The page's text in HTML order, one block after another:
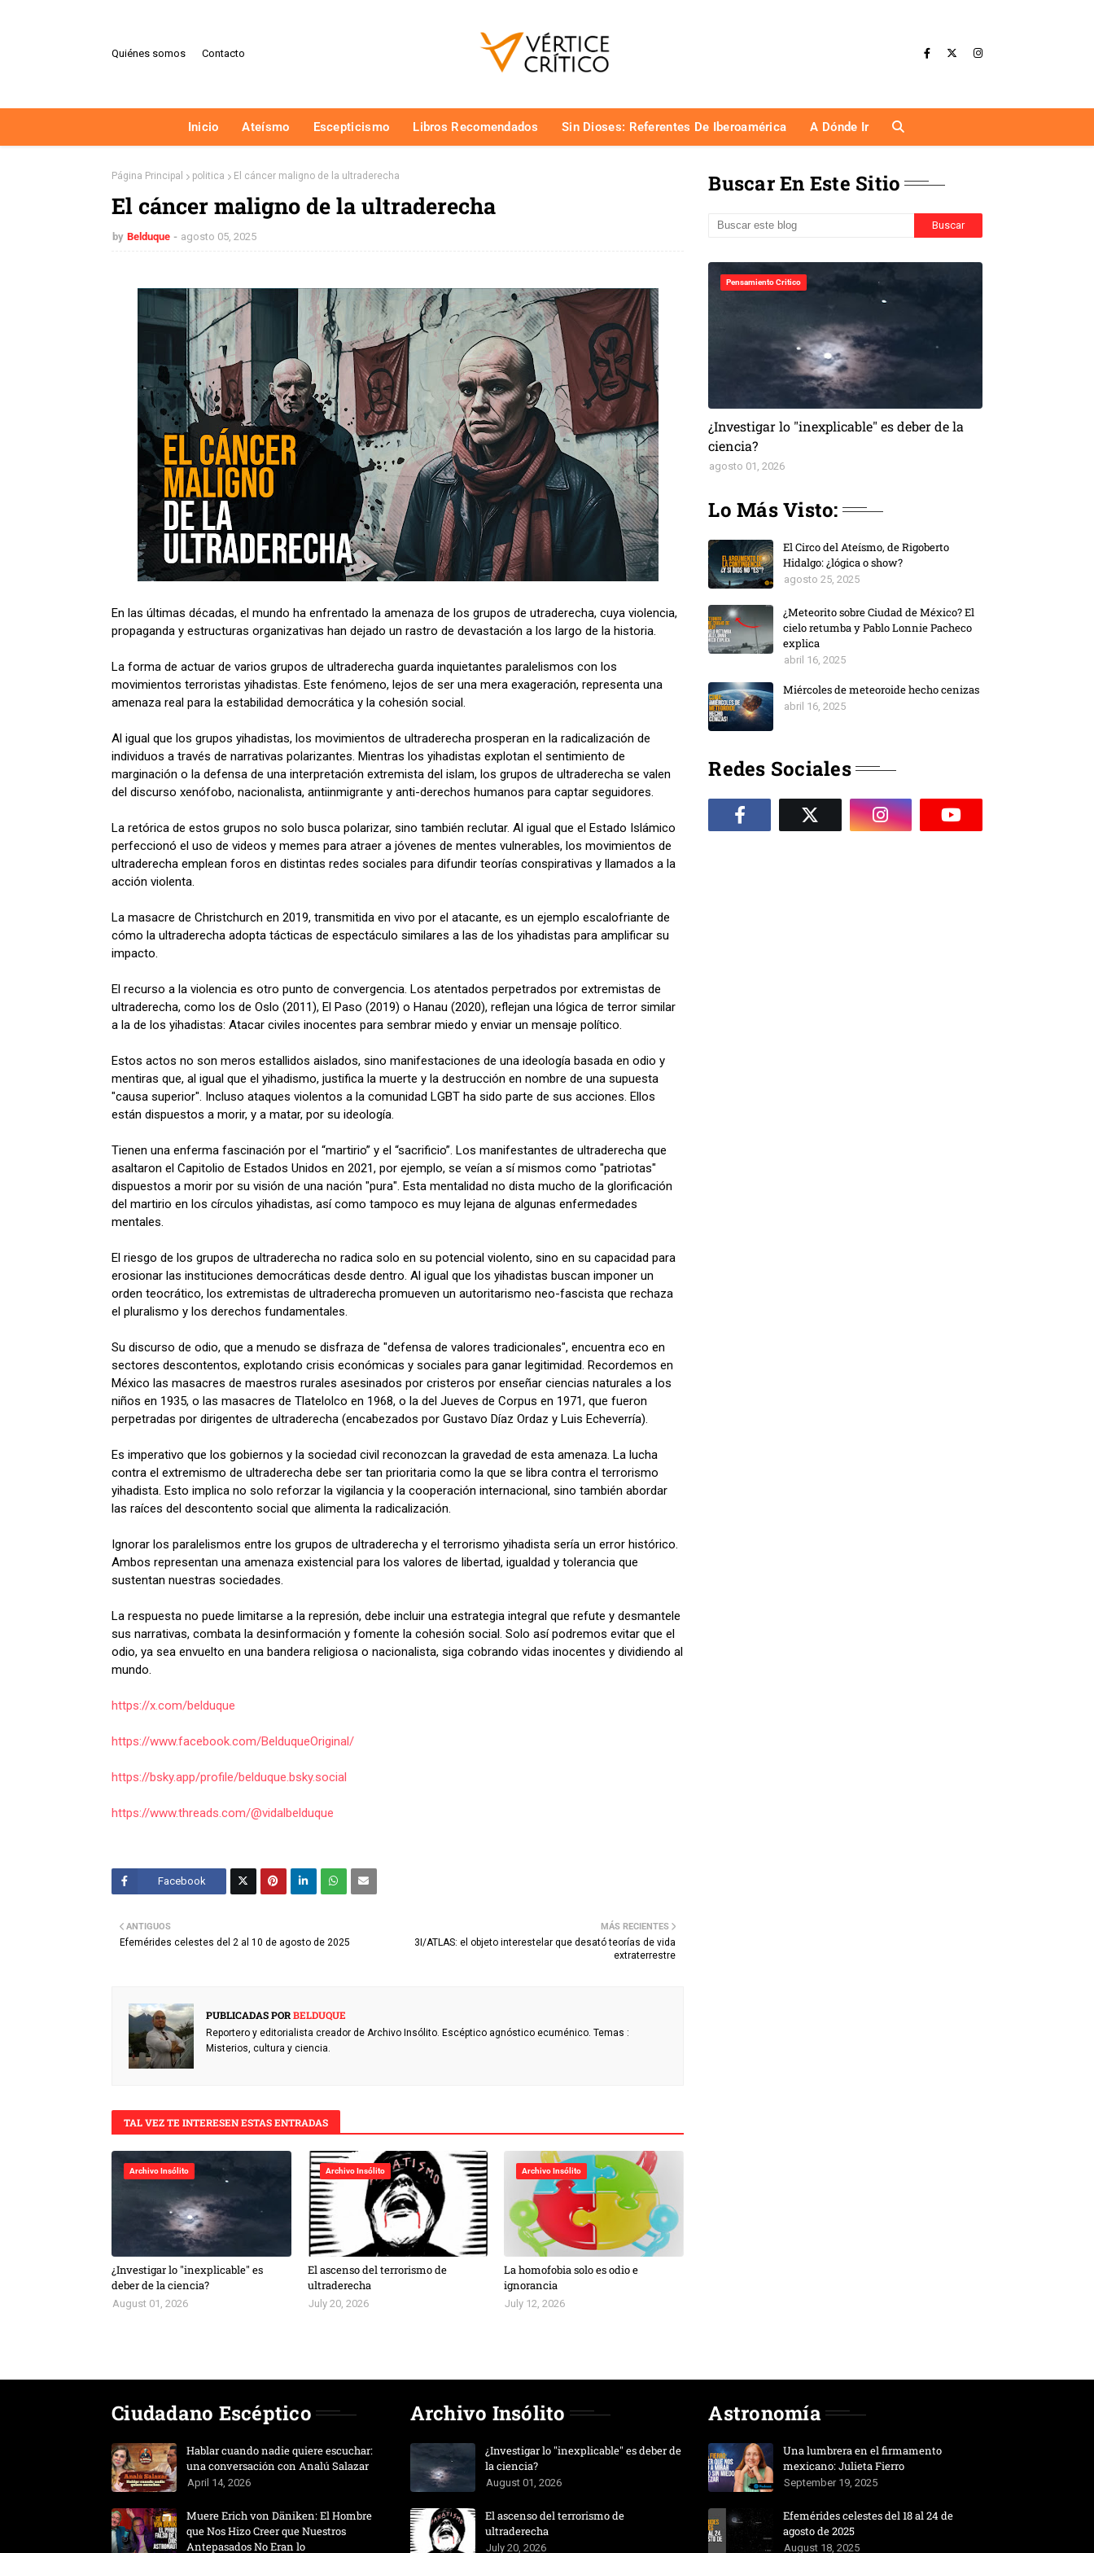
Quiénes somos Contacto
Inicio Ateísmo Escepticismo Libros Recomendados Sin Dioses: Referentes De Iberoamérica A Dónde Ir
Página Principal politica El cáncer maligno de la ultraderecha
El cáncer maligno de la ultraderecha
by Belduque agosto 05, 2025
En las últimas décadas, el mundo ha enfrentado la amenaza de los grupos de utraderecha, cuya violencia,
propaganda y estructuras organizativas han dejado un rastro de devastación a los largo de la historia.
La forma de actuar de varios grupos de ultraderecha guarda inquietantes paralelismos con los
movimientos terroristas yihadistas. Este fenómeno, lejos de ser una mera exageración, representa una
amenaza real para la estabilidad democrática y la cohesión social.
Al igual que los grupos yihadistas, los movimientos de ultraderecha prosperan en la radicalización de
individuos a través de narrativas polarizantes. Mientras los yihadistas explotan el sentimiento de
marginación o la defensa de una interpretación extremista del islam, los grupos de ultraderecha se valen
del discurso xenófobo, nacionalista, antiinmigrante y anti-derechos humanos para captar seguidores.
La retórica de estos grupos no solo busca polarizar, sino también reclutar. Al igual que el Estado Islámico
perfeccionó el uso de videos y memes para atraer a jóvenes de mentes vulnerables, los movimientos de
ultraderecha emplean foros en distintas redes sociales para difundir teorías conspirativas y llamados a la
acción violenta.
La masacre de Christchurch en 2019, transmitida en vivo por el atacante, es un ejemplo escalofriante de
cómo la ultraderecha adopta tácticas de espectáculo similares a las de los yihadistas para amplificar su
impacto.
El recurso a la violencia es otro punto de convergencia. Los atentados perpetrados por extremistas de
ultraderecha, como los de Oslo (2011), El Paso (2019) o Hanau (2020), reflejan una lógica de terror similar
a la de los yihadistas: Atacar civiles inocentes para sembrar miedo y enviar un mensaje político.
Estos actos no son meros estallidos aislados, sino manifestaciones de una ideología basada en odio y
mentiras que, al igual que el yihadismo, justifica la muerte y la destrucción en nombre de una supuesta
"causa superior". Incluso ataques violentos a la comunidad LGBT ha sido parte de sus acciones. Ellos
están dispuestos a morir, y a matar, por su ideología.
Tienen una enferma fascinación por el “martirio” y el “sacrificio”. Los manifestantes de ultraderecha que
asaltaron el Capitolio de Estados Unidos en 2021, por ejemplo, se veían a sí mismos como "patriotas"
dispuestos a morir por su visión de una nación "pura". Esta mentalidad no dista mucho de la glorificación
del martirio en los círculos yihadistas, así como tampoco es muy lejana de algunas enfermedades
mentales.
El riesgo de los grupos de ultraderecha no radica solo en su potencial violento, sino en su capacidad para
erosionar las instituciones democráticas desde dentro. Al igual que los yihadistas buscan imponer un
orden teocrático, los extremistas de ultraderecha promueven un autoritarismo neo-fascista que rechaza
el pluralismo y los derechos fundamentales.
Su discurso de odio, que a menudo se disfraza de "defensa de valores tradicionales", encuentra eco en
sectores descontentos, explotando crisis económicas y sociales para ganar legitimidad. Recordemos en
México las masacres de maestros rurales asesinados por cristeros por enseñar ciencias naturales a los
niños en 1935, o las masacres de Tlatelolco en 1968, o la del Jueves de Corpus en 1971, que fueron
perpetradas por dirigentes de ultraderecha (encabezados por Gustavo Díaz Ordaz y Luis Echeverría).
Es imperativo que los gobiernos y la sociedad civil reconozcan la gravedad de esta amenaza. La lucha
contra el extremismo de ultraderecha debe ser tan prioritaria como la que se libra contra el terrorismo
yihadista. Esto implica no solo reforzar la vigilancia y la cooperación internacional, sino también abordar
las raíces del descontento social que alimenta la radicalización.
Ignorar los paralelismos entre los grupos de ultraderecha y el terrorismo yihadista sería un error histórico.
Ambos representan una amenaza existencial para los valores de libertad, igualdad y tolerancia que
sustentan nuestras sociedades.
La respuesta no puede limitarse a la represión, debe incluir una estrategia integral que refute y desmantele
sus narrativas, combata la desinformación y fomente la cohesión social. Solo así podremos evitar que el
odio, ya sea envuelto en una bandera religiosa o nacionalista, siga cobrando vidas inocentes y dividiendo al
mundo.
https://x.com/belduque
https://www.facebook.com/BelduqueOriginal/
https://bsky.app/profile/belduque.bsky.social
https://www.threads.com/@vidalbelduque
Facebook
MÁS RECIENTES
3I/ATLAS: el objeto interestelar que desató teorías de vida
extraterrestre
ANTIGUOS
Efemérides celestes del 2 al 10 de agosto de 2025
PUBLICADAS PORBELDUQUE
Reportero y editorialista creador de Archivo Insólito. Escéptico agnóstico ecuménico. Temas :
Misterios, cultura y ciencia.
TAL VEZ TE INTERESEN ESTAS ENTRADAS
Archivo Insólito
¿Investigar lo "inexplicable" es
deber de la ciencia?
August 01, 2026
Archivo Insólito
El ascenso del terrorismo de
ultraderecha
July 20, 2026
Archivo Insólito
La homofobia solo es odio e
ignorancia
July 12, 2026
Buscar En Este Sitio
Pensamiento Critico
¿Investigar lo "inexplicable" es deber de la
ciencia?
agosto 01, 2026
Lo Más Visto:
El Circo del Ateísmo, de Rigoberto
Hidalgo: ¿lógica o show?
agosto 25, 2025
¿Meteorito sobre Ciudad de México? El
cielo retumba y Pablo Lonnie Pacheco
explica
abril 16, 2025
Miércoles de meteoroide hecho cenizas
abril 16, 2025
Redes Sociales
Ciudadano Escéptico
Hablar cuando nadie quiere escuchar:
una conversación con Analú Salazar
April 14, 2026
Muere Erich von Däniken: El Hombre
que Nos Hizo Creer que Nuestros
Antepasados No Eran lo
Archivo Insólito
¿Investigar lo "inexplicable" es deber de
la ciencia?
August 01, 2026
El ascenso del terrorismo de
ultraderecha
July 20, 2026
Astronomía
Una lumbrera en el firmamento
mexicano: Julieta Fierro
September 19, 2025
Efemérides celestes del 18 al 24 de
agosto de 2025
August 18, 2025